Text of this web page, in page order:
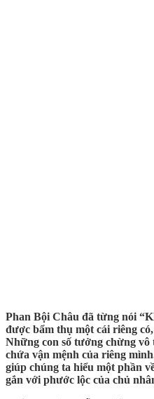
Phan Bội Châu đã từng nói
được bẩm thụ một cái riêng
Những con số tưởng chừng
chứa vận mệnh của riêng
giúp chúng ta hiểu một phần
gắn với phước lộc của chủ